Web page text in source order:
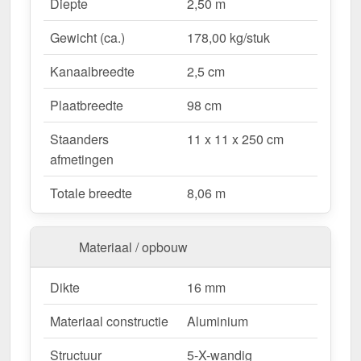
RAL 7016?
Duurzaam & stabiel
– Hoogwaardige Aluminium
constructie voor maximale weersbestendigheid.
Effectieve bescherming tegen weersinvloeden
– Bestendige Polycarbonaat dakbedekking
beschermt tegen regen & UV-straling.
Robuust voor alle weersomstandigheden
Beschikbaar voor sneeuwzone 1 (0,65 kN/m²),
ideaal voor verschillende klimatologische
omstandigheden.
Optimale lichttransmissie– Heldere &
vriendelijke sfeer met ongeveer 70 %
lichttransmissie.
Geïntegreerde dakgoot– Waterafvoer via de
verborgen goot, esthetisch & functioneel.
Ruimtebesparend design– Met slechts 3
berichten blijft uw terras open & ruimtelijk.
Diepte
2,50 m
Gewicht (ca.)
178,00 kg/stuk
Kanaalbreedte
2,5 cm
Plaatbreedte
98 cm
Staanders
afmetingen
11 x 11 x 250 cm
Totale breedte 8,06 m
Materiaal / opbouw
Dikte
16 mm
Materiaal constructie
Aluminium
Structuur
5-X-wandig